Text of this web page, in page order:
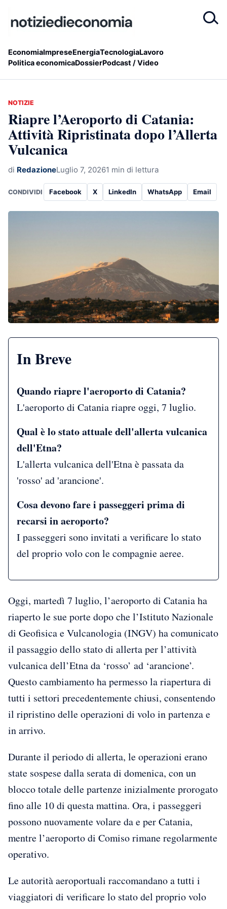
EconomiaImpreseEnergiaTecnologiaLavoro
Politica economicaDossierPodcast / Video
NOTIZIE
Riapre l’Aeroporto di Catania:
Attività Ripristinata dopo l’Allerta
Vulcanica
di RedazioneLuglio 7, 20261 min di lettura
CONDIVIDI Facebook X LinkedIn WhatsApp Email
In Breve
Quando riapre l'aeroporto di Catania?
L'aeroporto di Catania riapre oggi, 7 luglio.
Qual è lo stato attuale dell'allerta vulcanica
dell'Etna?
L'allerta vulcanica dell'Etna è passata da
'rosso' ad 'arancione'.
Cosa devono fare i passeggeri prima di
recarsi in aeroporto?
I passeggeri sono invitati a verificare lo stato
del proprio volo con le compagnie aeree.
Oggi, martedì 7 luglio, l’aeroporto di Catania ha
riaperto le sue porte dopo che l’Istituto Nazionale
di Geofisica e Vulcanologia (INGV) ha comunicato
il passaggio dello stato di allerta per l’attività
vulcanica dell’Etna da ‘rosso’ ad ‘arancione’.
Questo cambiamento ha permesso la riapertura di
tutti i settori precedentemente chiusi, consentendo
il ripristino delle operazioni di volo in partenza e
in arrivo.
Durante il periodo di allerta, le operazioni erano
state sospese dalla serata di domenica, con un
blocco totale delle partenze inizialmente prorogato
fino alle 10 di questa mattina. Ora, i passeggeri
possono nuovamente volare da e per Catania,
mentre l’aeroporto di Comiso rimane regolarmente
operativo.
Le autorità aeroportuali raccomandano a tutti i
viaggiatori di verificare lo stato del proprio volo